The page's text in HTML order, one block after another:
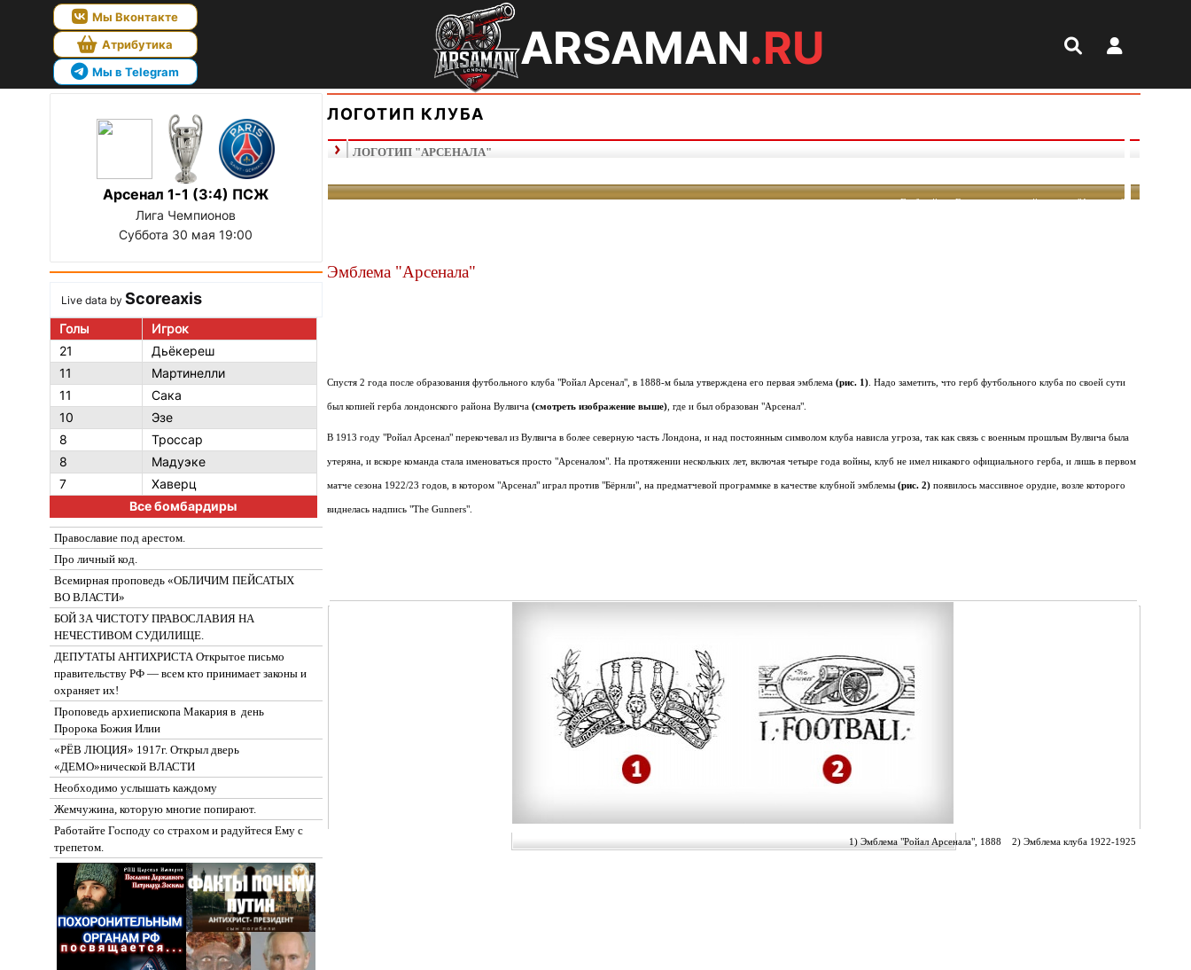
Мы Вконтакте
Атрибутика
Мы в Telegram
ARSAMAN.RU
Арсенал 1-1 (3:4) ПСЖ
Лига Чемпионов
Суббота 30 мая 19:00
Live data by Scoreaxis
Голы
Игрок
21
Дьёкереш
11
Мартинелли
11
Сака
10
Эзе
8
Троссар
8
Мадуэке
7
Хаверц
Все бомбардиры
Православие под арестом.
Про личный код.
Всемирная проповедь «ОБЛИЧИМ ПЕЙСАТЫХ
ВО ВЛАСТИ»
БОЙ ЗА ЧИСТОТУ ПРАВОСЛАВИЯ НА
НЕЧЕСТИВОМ СУДИЛИЩЕ.
ДЕПУТАТЫ АНТИХРИСТА Открытое письмо
правительству РФ — всем кто принимает законы и
охраняет их!
Проповедь архиепископа Макария в день
Пророка Божия Илии
«РЁВ ЛЮЦИЯ» 1917г. Открыл дверь
«ДЕМО»нической ВЛАСТИ
Необходимо услышать каждому
Жемчужина, которую многие попирают.
Работайте Господу со страхом и радуйтеся Ему с
трепетом.
ЛОГОТИП КЛУБА
ЛОГОТИП "АРСЕНАЛА"
Герб района Вулвича и текущий логотип "Арсенала"
Эмблема "Арсенала"
Спустя 2 года после образования футбольного клуба "Ройал Арсенал", в 1888-м была утверждена его первая эмблема (рис. 1). Надо заметить, что герб футбольного клуба по своей сути
был копией герба лондонского района Вулвича (смотреть изображение выше), где и был образован "Арсенал".
В 1913 году "Ройал Арсенал" перекочевал из Вулвича в более северную часть Лондона, и над постоянным символом клуба нависла угроза, так как связь с военным прошлым Вулвича была
утеряна, и вскоре команда стала именоваться просто "Арсеналом". На протяжении нескольких лет, включая четыре года войны, клуб не имел никакого официального герба, и лишь в первом
матче сезона 1922/23 годов, в котором "Арсенал" играл против "Бёрнли", на предматчевой программке в качестве клубной эмблемы (рис. 2)появилось массивное орудие, возле которого
виднелась надпись "The Gunners".
1) Эмблема "Ройал Арсенала", 1888 2) Эмблема клуба 1922-1925